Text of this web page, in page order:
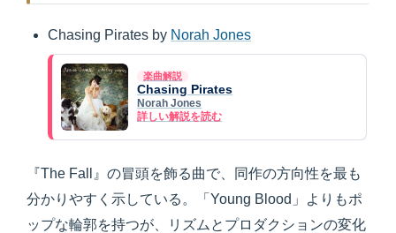
Chasing Pirates by Norah Jones
楽曲解説
Chasing Pirates
Norah Jones
詳しい解説を読む
『The Fall』の冒頭を飾る曲で、同作の方向性を最も
分かりやすく示している。「Young Blood」よりもポ
ップな輪郭を持つが、リズムとプロダクションの変化